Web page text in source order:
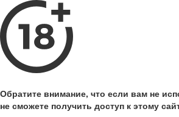
Обратите внимание, что если вам не
не сможете получить доступ к этому